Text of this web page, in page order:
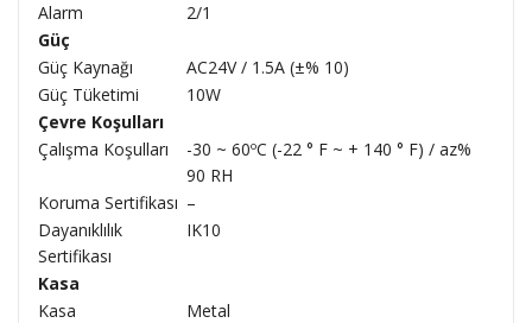
Alarm
2/1
Güç
Güç Kaynağı
AC24V / 1.5A (±% 10)
Güç Tüketimi
10W
Çevre Koşulları
Çalışma Koşulları
-30 ~ 60ºC (-22 ° F ~ + 140 ° F) / az%
90 RH
Koruma Sertifikası –
Dayanıklılık
Sertifikası
IK10
Kasa
Kasa
Metal